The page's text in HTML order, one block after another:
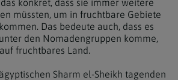
konkret, dass sie immer weitere
müssten, um in fruchtbare Gebiete
Das bedeute auch, dass es
den Nomadengruppen komme,
fruchtbares Land.
Sharm el-Sheikh tagenden